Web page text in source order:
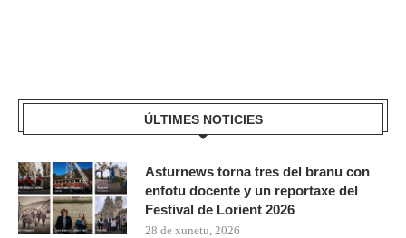
ÚLTIMES NOTICIES
Asturnews torna tres del branu con
enfotu docente y un reportaxe del
Festival de Lorient 2026
28 de xunetu, 2026